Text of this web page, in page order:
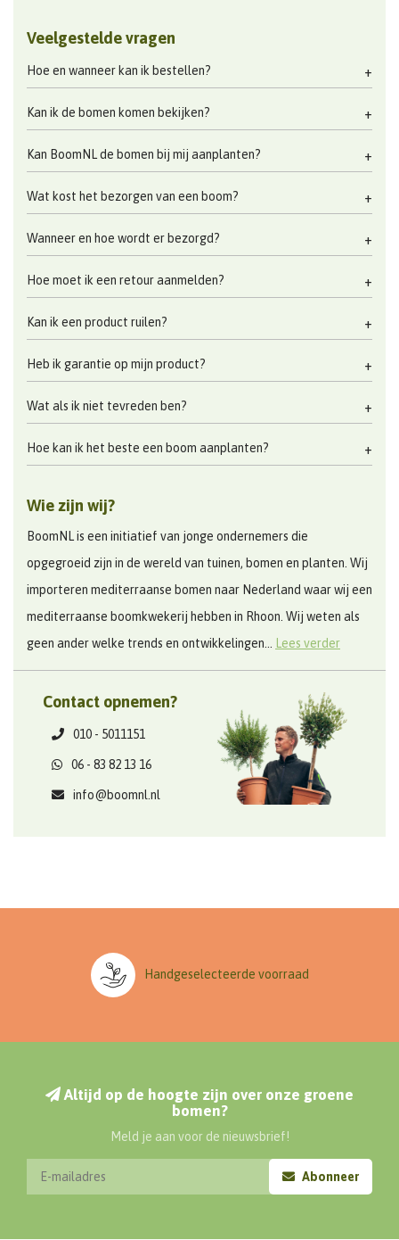
Veelgestelde vragen
Hoe en wanneer kan ik bestellen?
Kan ik de bomen komen bekijken?
Kan BoomNL de bomen bij mij aanplanten?
Wat kost het bezorgen van een boom?
Wanneer en hoe wordt er bezorgd?
Hoe moet ik een retour aanmelden?
Kan ik een product ruilen?
Heb ik garantie op mijn product?
Wat als ik niet tevreden ben?
Hoe kan ik het beste een boom aanplanten?
Wie zijn wij?
BoomNL is een initiatief van jonge ondernemers die
opgegroeid zijn in de wereld van tuinen, bomen en planten. Wij
importeren mediterraanse bomen naar Nederland waar wij een
mediterraanse boomkwekerij hebben in Rhoon. Wij weten als
geen ander welke trends en ontwikkelingen...
Lees verder
Contact opnemen?
010 - 5011151
06 - 83 82 13 16
info@boomnl.nl
Handgeselecteerde voorraad
Altijd op de hoogte zijn over onze groene
bomen?
Meld je aan voor de nieuwsbrief!
Abonneer